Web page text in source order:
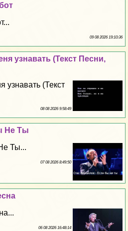
09 08 2026 19:10:36
узнавать (Текст Песни,
узнавать (Текст
08 08 2026 9:58:49
Не Ты
Ты...
07 08 2026 8:49:50
06 08 2026 16:48:14